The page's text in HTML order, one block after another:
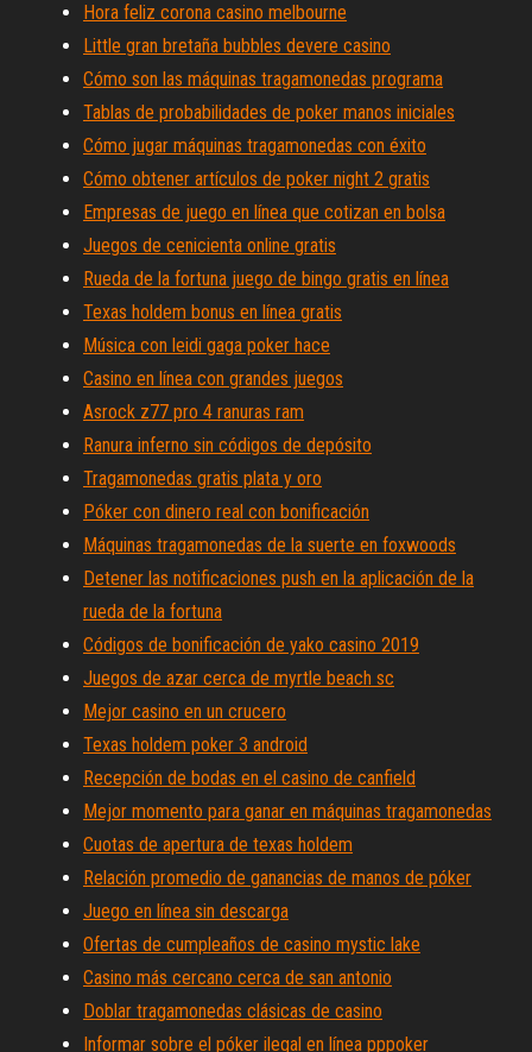
Hora feliz corona casino melbourne
Little gran bretaña bubbles devere casino
Cómo son las máquinas tragamonedas programa
Tablas de probabilidades de poker manos iniciales
Cómo jugar máquinas tragamonedas con éxito
Cómo obtener artículos de poker night 2 gratis
Empresas de juego en línea que cotizan en bolsa
Juegos de cenicienta online gratis
Rueda de la fortuna juego de bingo gratis en línea
Texas holdem bonus en línea gratis
Música con leidi gaga poker hace
Casino en línea con grandes juegos
Asrock z77 pro 4 ranuras ram
Ranura inferno sin códigos de depósito
Tragamonedas gratis plata y oro
Póker con dinero real con bonificación
Máquinas tragamonedas de la suerte en foxwoods
Detener las notificaciones push en la aplicación de la
rueda de la fortuna
Códigos de bonificación de yako casino 2019
Juegos de azar cerca de myrtle beach sc
Mejor casino en un crucero
Texas holdem poker 3 android
Recepción de bodas en el casino de canfield
Mejor momento para ganar en máquinas tragamonedas
Cuotas de apertura de texas holdem
Relación promedio de ganancias de manos de póker
Juego en línea sin descarga
Ofertas de cumpleaños de casino mystic lake
Casino más cercano cerca de san antonio
Doblar tragamonedas clásicas de casino
Informar sobre el póker ilegal en línea pppoker